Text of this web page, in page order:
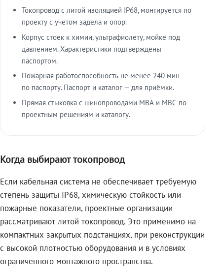
Токопровод с литой изоляцией IP68, монтируется по
проекту с учётом задела и опор.
Корпус стоек к химии, ультрафиолету, мойке под
давлением. Характеристики подтверждены
паспортом.
Пожарная работоспособность не менее 240 мин —
по паспорту. Паспорт и каталог — для приёмки.
Прямая стыковка с шинопроводами МВА и МВС по
проектным решениям и каталогу.
Когда выбирают токопровод
Если кабельная система не обеспечивает требуемую
степень защиты IP68, химическую стойкость или
пожарные показатели, проектные организации
рассматривают литой токопровод. Это применимо на
компактных закрытых подстанциях, при реконструкции
с высокой плотностью оборудования и в условиях
ограниченного монтажного пространства.